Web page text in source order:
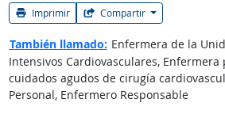
Imprimir Compartir
También llamado: Enfermera de la
Intensivos Cardiovasculares,
cuidados agudos de cirugía
Personal, Enfermero Responsable